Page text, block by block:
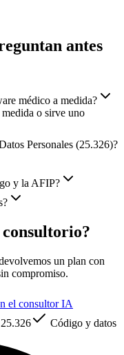
antes
médico a medida?
o sirve uno
Personales (25.326)?
y la AFIP?
un plan con
compromiso.
el consultor IA
Código y datos